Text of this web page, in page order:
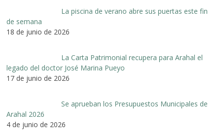
La piscina de verano abre sus puertas este fin
de semana
18 de junio de 2026
La Carta Patrimonial recupera para Arahal el
legado del doctor José Marina Pueyo
17 de junio de 2026
Se aprueban los Presupuestos Municipales de
Arahal 2026
4 de junio de 2026